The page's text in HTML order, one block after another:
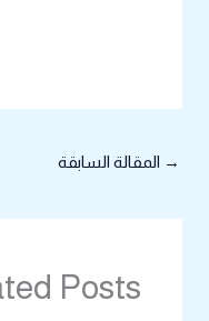
→ المقالة السابقة
Posts